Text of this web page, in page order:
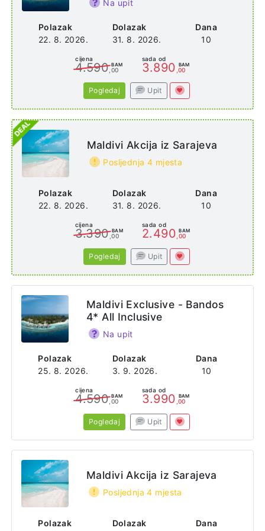
Polazak
22. 8. 2026.
Dolazak
31. 8. 2026.
Dana
10
Na upit
cijena
4.590 BAM
,00
sada od
3.890 BAM
,00
Pogledaj Upit
Polazak
22. 8. 2026.
Dolazak
31. 8. 2026.
Dana
10
Maldivi Akcija iz Sarajeva
Posljednja 4 mjesta
cijena
3.390 BAM
,00
sada od
2.490 BAM
,00
Pogledaj Upit
Polazak
25. 8. 2026.
Dolazak
3. 9. 2026.
Dana
10
Maldivi Exclusive - Bandos
4* All Inclusive
Na upit
cijena
4.590 BAM
,00
sada od
3.990 BAM
,00
Pogledaj Upit
Polazak
Dolazak
Dana
Maldivi Akcija iz Sarajeva
Posljednja 4 mjesta